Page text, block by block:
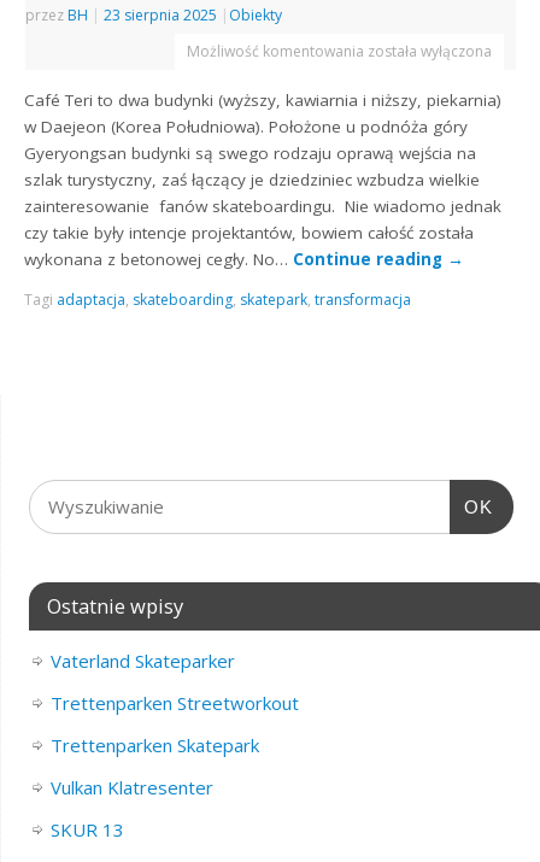
przez BH | 23 sierpnia 2025 | Obiekty
Możliwość komentowania została wyłączona
Café Teri to dwa budynki (wyższy, kawiarnia i niższy, piekarnia)
w Daejeon (Korea Południowa). Położone u podnóża góry
Gyeryongsan budynki są swego rodzaju oprawą wejścia na
szlak turystyczny, zaś łączący je dziedziniec wzbudza wielkie
zainteresowanie fanów skateboardingu. Nie wiadomo jednak
czy takie były intencje projektantów, bowiem całość została
wykonana z betonowej cegły. No… Continue reading →
Tagi adaptacja, skateboarding, skatepark,transformacja
OK
Ostatnie wpisy
Vaterland Skateparker
Trettenparken Streetworkout
Trettenparken Skatepark
Vulkan Klatresenter
SKUR 13